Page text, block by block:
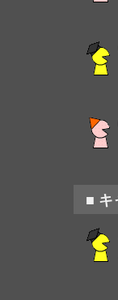
■ キ